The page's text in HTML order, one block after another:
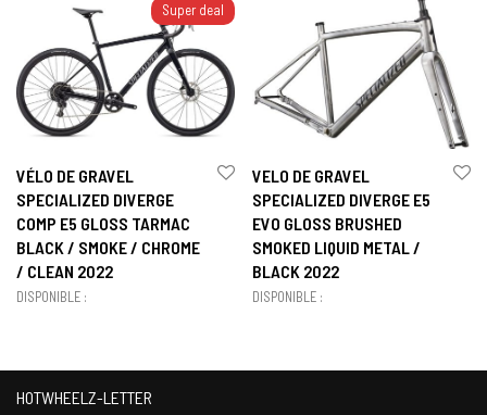
Super deal
VÉLO DE GRAVEL
SPECIALIZED DIVERGE
COMP E5 GLOSS TARMAC
BLACK / SMOKE / CHROME
/ CLEAN 2022
DISPONIBLE :
VELO DE GRAVEL
SPECIALIZED DIVERGE E5
EVO GLOSS BRUSHED
SMOKED LIQUID METAL /
BLACK 2022
DISPONIBLE :
HOTWHEELZ-LETTER